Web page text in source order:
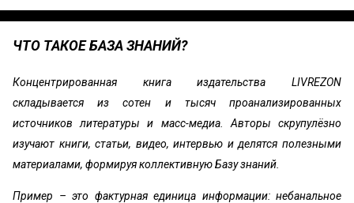
ЧТО ТАКОЕ БАЗА ЗНАНИЙ?
Концентрированная книга издательства LIVREZON
складывается из сотен и тысяч проанализированных
источников литературы и масс-медиа. Авторы скрупулёзно
изучают книги, статьи, видео, интервью и делятся полезными
материалами, формируя коллективную Базу знаний.
Пример – это фактурная единица информации: небанальное